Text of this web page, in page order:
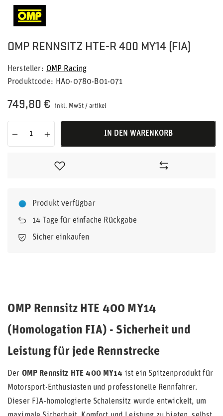
OMP RENNSITZ HTE-R 400 MY14 (FIA)
Hersteller
OMP Racing
Produktcode
HA0-0780-B01-071
749,80 € inkl. MwSt / artikel
IN DEN WARENKORB
Produkt verfügbar
14 Tage für einfache Rückgabe
Sicher einkaufen
OMP Rennsitz HTE 400 MY14
(Homologation FIA) - Sicherheit und
Leistung für jede Rennstrecke
Der OMP Rennsitz HTE 400 MY14 ist ein Spitzenprodukt für
Motorsport-Enthusiasten und professionelle Rennfahrer.
Dieser FIA-homologierte Schalensitz wurde entwickelt, um